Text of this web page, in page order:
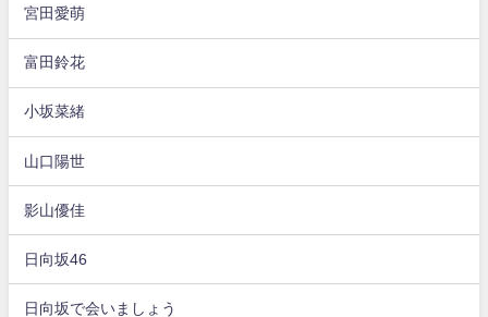
宮田愛萌
富田鈴花
小坂菜緒
山口陽世
影山優佳
日向坂46
日向坂で会いましょう